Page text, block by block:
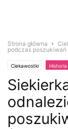
Strona główna
podczas poszukiwań
Ciekawostki Historia
Poszukiwacze